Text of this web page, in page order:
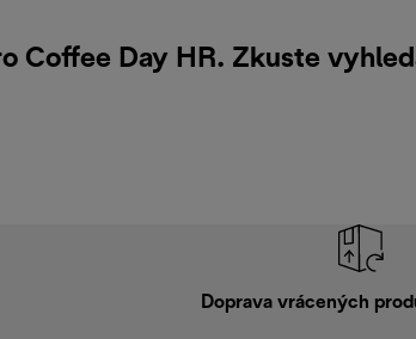
Coffee Day HR. Zkuste
Doprava vrácených